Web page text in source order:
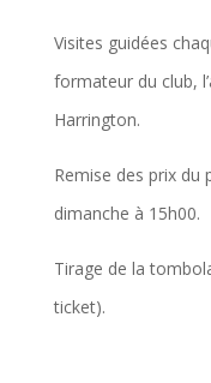
Visites guidées
formateur du club,
Harrington.
Remise des prix du
dimanche à 15h00.
Tirage de la
ticket).